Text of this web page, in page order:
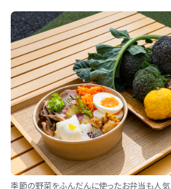
季節の野菜をふんだんに使ったお弁当も人気